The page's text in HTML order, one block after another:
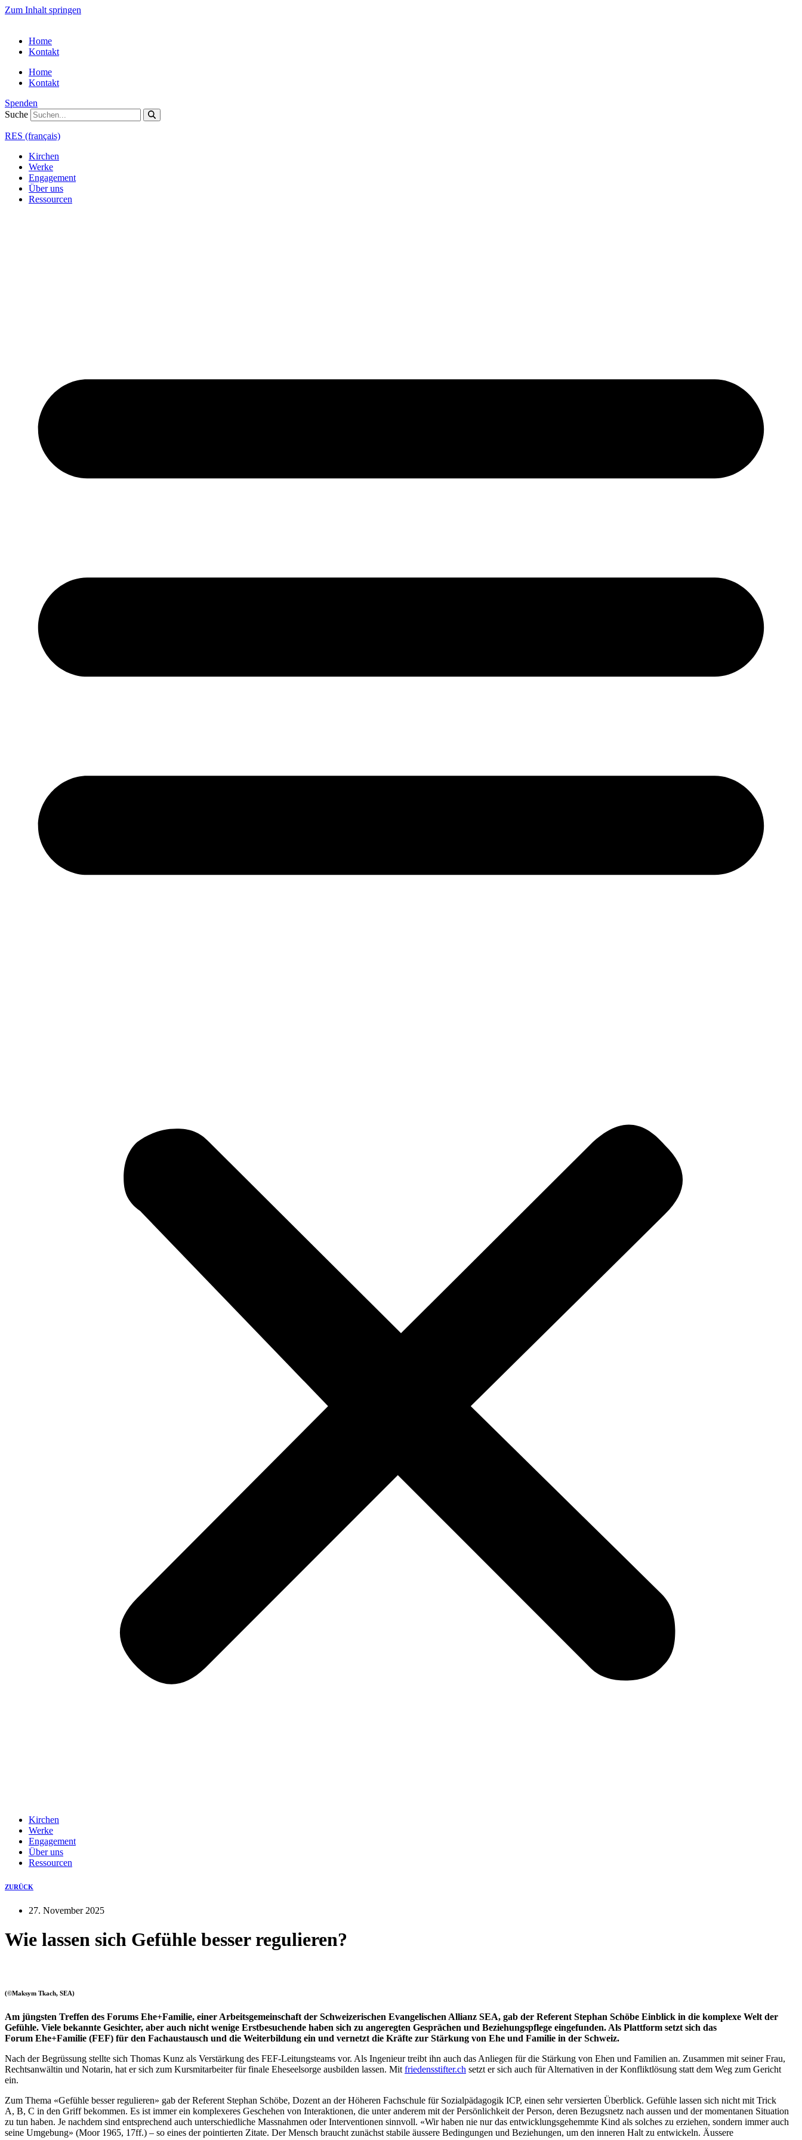
Zum Inhalt springen
Home
Kontakt
Home
Kontakt
Spenden
Suche
RES (français)
Kirchen
Werke
Engagement
Über uns
Ressourcen
Kirchen
Werke
Engagement
Über uns
Ressourcen
ZURÜCK
27. November 2025
Wie lassen sich Gefühle besser regulieren?
(©Maksym Tkach, SEA)
Am jüngsten Treffen des Forums Ehe+Familie, einer Arbeitsgemeinschaft der Schweizerischen Evangelischen Allianz SEA, gab der Referent Stephan Schöbe Einblick in die komplexe Welt der
Gefühle. Viele bekannte Gesichter, aber auch nicht wenige Erstbesuchende haben sich zu angeregten Gesprächen und Beziehungspflege eingefunden. Als Plattform setzt sich das
Forum Ehe+Familie (FEF) für den Fachaustausch und die Weiterbildung ein und vernetzt die Kräfte zur Stärkung von Ehe und Familie in der Schweiz.
Nach der Begrüssung stellte sich Thomas Kunz als Verstärkung des FEF-Leitungsteams vor. Als Ingenieur treibt ihn auch das Anliegen für die Stärkung von Ehen und Familien an. Zusammen mit seiner Frau,
Rechtsanwältin und Notarin, hat er sich zum Kursmitarbeiter für finale Eheseelsorge ausbilden lassen. Mit friedensstifter.ch setzt er sich auch für Alternativen in der Konfliktlösung statt dem Weg zum Gericht
ein.
Zum Thema «Gefühle besser regulieren» gab der Referent Stephan Schöbe, Dozent an der Höheren Fachschule für Sozialpädagogik ICP, einen sehr versierten Überblick. Gefühle lassen sich nicht mit Trick
A, B, C in den Griff bekommen. Es ist immer ein komplexeres Geschehen von Interaktionen, die unter anderem mit der Persönlichkeit der Person, deren Bezugsnetz nach aussen und der momentanen Situation
zu tun haben. Je nachdem sind entsprechend auch unterschiedliche Massnahmen oder Interventionen sinnvoll. «Wir haben nie nur das entwicklungsgehemmte Kind als solches zu erziehen, sondern immer auch
seine Umgebung» (Moor 1965, 17ff.) – so eines der pointierten Zitate. Der Mensch braucht zunächst stabile äussere Bedingungen und Beziehungen, um den inneren Halt zu entwickeln. Äussere